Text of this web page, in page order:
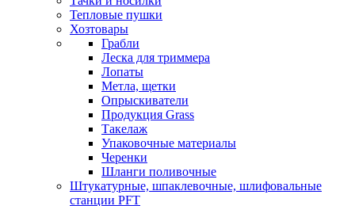
Тепловые пушки
Хозтовары
Грабли
Леска для триммера
Лопаты
Метла, щетки
Опрыскиватели
Продукция Grass
Такелаж
Упаковочные материалы
Черенки
Шланги поливочные
Штукатурные, шпаклевочные, шлифовальные
станции PFT